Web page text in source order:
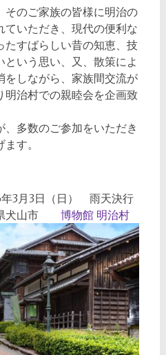
そのご家族の皆様に明治の
ていただき、現代の便利な
たすばらしい昔の知恵、技
いう思い、又、散策によ
をしながら、家族間交流が
明治村での親睦会を企画致
、多数のご参加をいただき
す。
月3日（日） 雨天決行
犬山市 博物館 明治村